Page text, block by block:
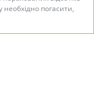
необхідно погасити,